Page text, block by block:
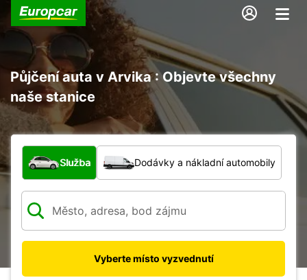
Půjčení auta v Arvika : Objevte všechny
naše stanice
Jaký typ vozidla?
Služba Dodávky a nákladní automobily
Vyberte místo vyzvednutí